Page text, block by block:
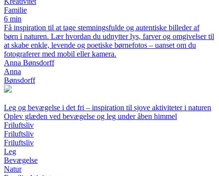
Familie
6 min
Få inspiration til at tage stemningsfulde og autentiske billeder af
børn i naturen. Lær hvordan du udnytter lys, farver og omgivelser til
at skabe enkle, levende og poetiske børnefotos – uanset om du
fotograferer med mobil eller kamera.
Anna Bønsdorff
Anna
Bønsdorff
Leg og bevægelse i det fri – inspiration til sjove aktiviteter i naturen
Oplev glæden ved bevægelse og leg under åben himmel
Friluftsliv
Friluftsliv
Friluftsliv
Leg
Bevægelse
Natur